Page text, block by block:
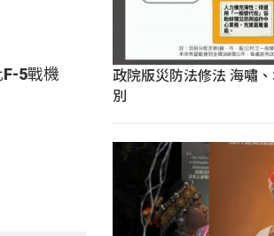
5戰機
政院版災防法修法 海嘯
別